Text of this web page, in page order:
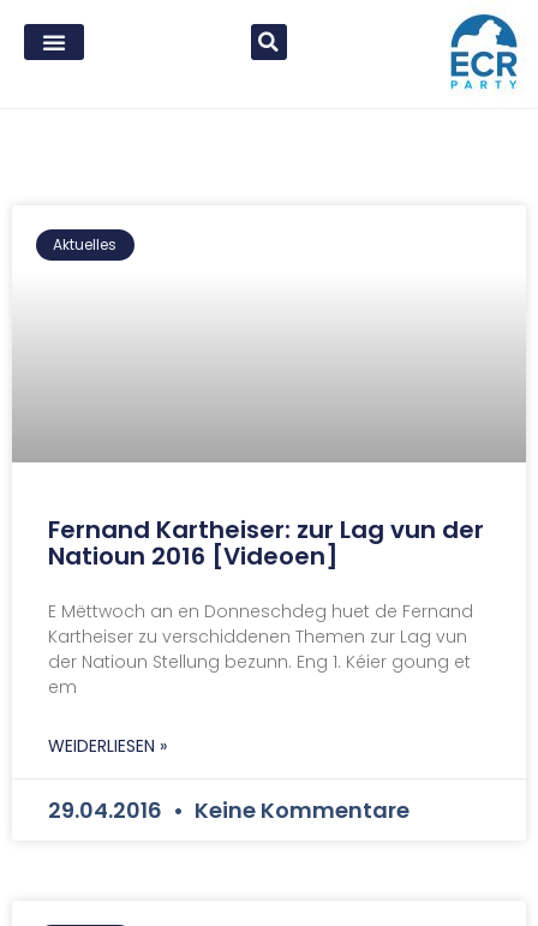
Aktuelles
Fernand Kartheiser: zur Lag vun der
Natioun 2016 [Videoen]
E Mëttwoch an en Donneschdeg huet de Fernand
Kartheiser zu verschiddenen Themen zur Lag vun
der Natioun Stellung bezunn. Eng 1. Kéier goung et
em
WEIDERLIESEN »
29.04.2016 Keine Kommentare